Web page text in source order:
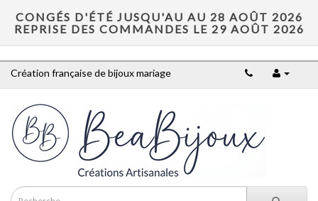
CONGÉS D'ÉTÉ JUSQU'AU AU 28 AOÛT 2026
REPRISE DES COMMANDES LE 29 AOÛT 2026
Création française de bijoux mariage